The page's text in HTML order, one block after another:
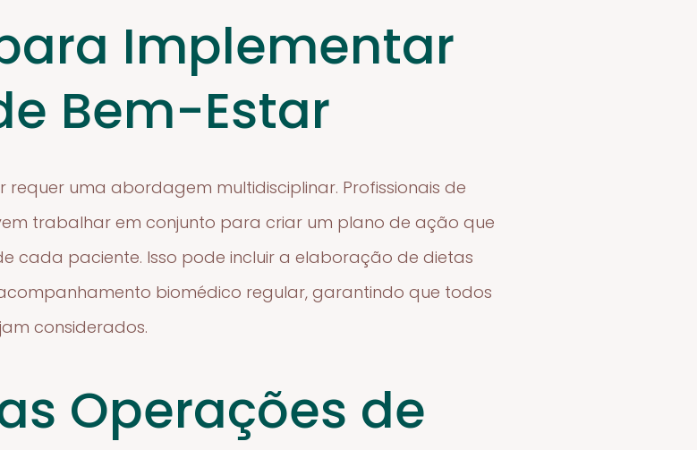
Implementar
Bem-Estar
uma abordagem multidisciplinar. Profissionais de
trabalhar em conjunto para criar um plano de ação que
cada paciente. Isso pode incluir a elaboração de dietas
biomédico regular, garantindo que todos
considerados.
Operações de